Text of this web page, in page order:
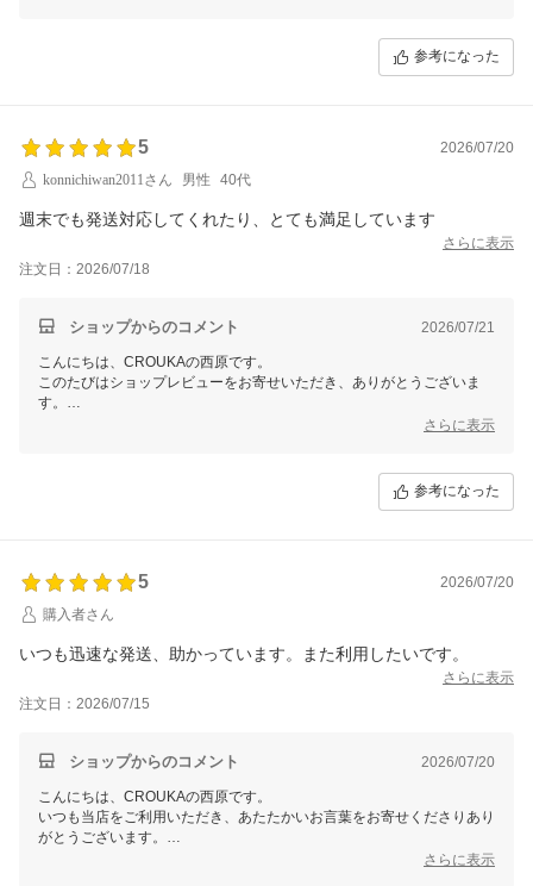
参考になった
5
2026/07/20
konnichiwan2011さん
男性 40代
週末でも発送対応してくれたり、とても満足しています
さらに表示
注文日：2026/07/18
ショップからのコメント 2026/07/21
こんにちは、CROUKAの西原です。
このたびはショップレビューをお寄せいただき、ありがとうございま
す。
週末の発送対応にもご満足いただけたとのこと、安心してお買い物をお
さらに表示
参考になった
5
2026/07/20
購入者さん
いつも迅速な発送、助かっています。また利用したいです。
さらに表示
注文日：2026/07/15
ショップからのコメント 2026/07/20
こんにちは、CROUKAの西原です。
いつも当店をご利用いただき、あたたかいお言葉をお寄せくださりあり
がとうございます。
発送の早さがお役に立てているとのことで、安心いたしました。さらに表示